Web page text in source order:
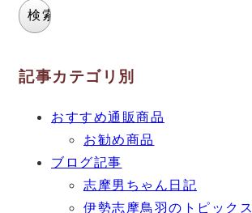
記事カテゴリ別
おすすめ通販商品
お勧め商品
ブログ記事
志摩男ちゃん日記
伊勢志摩鳥羽のトピックス